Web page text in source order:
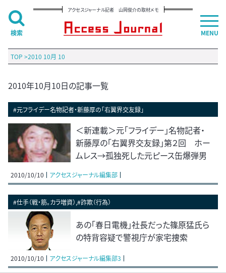
アクセスジャーナル記者 山岡俊介の取材メモ
TOP >2010 10月 10
2010年10月10日の記事一覧
#元フライデー名物記者・新藤厚の「右翼界交友録」
＜新連載＞元「フライデー」名物記者・
新藤厚の「右翼界交友録」第２回 ホー
ムレス→孤独死した元ピース缶爆弾男
2010/10/10 アクセスジャーナル編集部
#仕手（戦・筋。カラ増資）,#詐欺（行為）
あの「春日電機」社長だった篠原猛氏ら
の特背容疑で警視庁が家宅捜索
2010/10/10 アクセスジャーナル編集部3
MENU
検索